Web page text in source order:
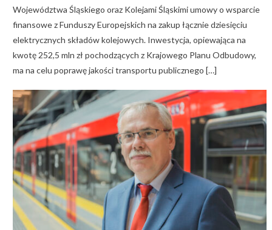
Województwa Śląskiego oraz Kolejami Śląskimi umowy o wsparcie
finansowe z Funduszy Europejskich na zakup łącznie dziesięciu
elektrycznych składów kolejowych. Inwestycja, opiewająca na
kwotę 252,5 mln zł pochodzących z Krajowego Planu Odbudowy,
ma na celu poprawę jakości transportu publicznego […]